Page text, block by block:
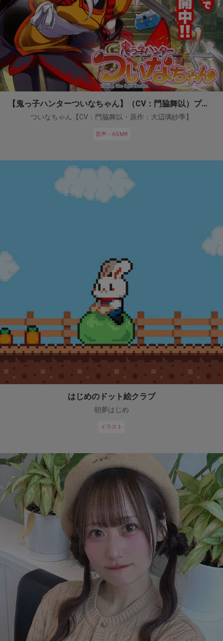
【鬼っ子ハンターついなちゃん】（CV：門脇舞以）プロジェクト！
ついなちゃん【CV：門脇舞以・原作：大辺璃紗季】
音声・ASMR
はじめのドット絵クラブ
朝夢はじめ
イラスト